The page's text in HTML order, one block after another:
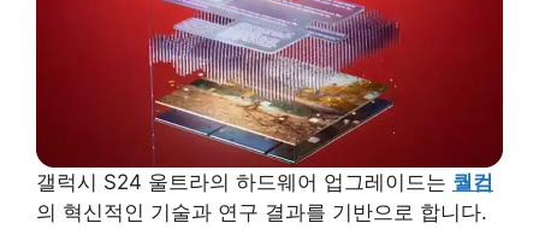
갤럭시 S24 울트라의 하드웨어 업그레이드는 퀄컴
의 혁신적인 기술과 연구 결과를 기반으로 합니다.